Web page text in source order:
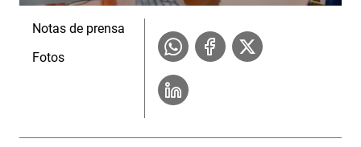
Notas de prensa
Fotos